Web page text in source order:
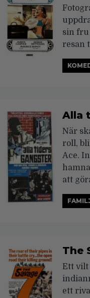
sin fru
resan
Alla
När
roll,
Ace.
att
The
Ett vilt
ett